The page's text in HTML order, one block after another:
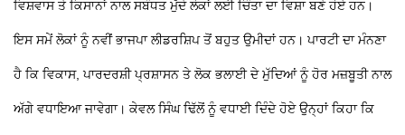
ਵਿਸ਼ਵਾਸ ਤੇ ਕਿਸਾਨਾਂ ਨਾਲ ਸਬੰਧਤ ਮੁੱਦੇ ਲੋਕਾਂ ਲਈ ਚਿੰਤਾ ਦਾ ਵਿਸ਼ਾ ਬਣੇ ਹੋਏ ਹਨ।
ਇਸ ਸਮੇਂ ਲੋਕਾਂ ਨੂੰ ਨਵੀਂ ਭਾਜਪਾ ਲੀਡਰਸ਼ਿਪ ਤੋਂ ਬਹੁਤ ਉਮੀਦਾਂ ਹਨ। ਪਾਰਟੀ ਦਾ ਮੰਨਣਾ
ਹੈ ਕਿ ਵਿਕਾਸ, ਪਾਰਦਰਸ਼ੀ ਪ੍ਰਸ਼ਾਸਨ ਤੇ ਲੋਕ ਭਲਾਈ ਦੇ ਮੁੱਦਿਆਂ ਨੂੰ ਹੋਰ ਮਜ਼ਬੂਤੀ ਨਾਲ
ਅੱਗੇ ਵਧਾਇਆ ਜਾਵੇਗਾ।ਕੇਵਲ ਸਿੰਘ ਢਿੱਲੋਂ ਨੂੰ ਵਧਾਈ ਦਿੰਦੇ ਹੋਏ ਉਨ੍ਹਾਂ ਕਿਹਾ ਕਿ